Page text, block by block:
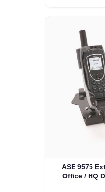
ASE 9575
Office / HQ